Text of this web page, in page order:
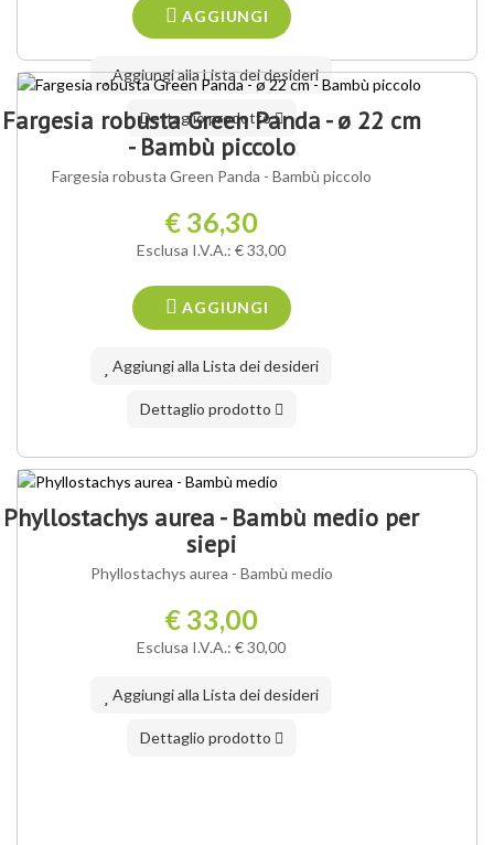
AGGIUNGI
Aggiungi alla Lista dei desideri
Dettaglio prodotto
Fargesia robusta Green Panda - ø 22 cm
- Bambù piccolo
Fargesia robusta Green Panda - Bambù piccolo
€ 36,30
Esclusa I.V.A.: € 33,00
AGGIUNGI
Aggiungi alla Lista dei desideri
Dettaglio prodotto
IN ASSORTIMENTO
Phyllostachys aurea - Bambù medio per
siepi
Phyllostachys aurea - Bambù medio
€ 33,00
Esclusa I.V.A.: € 30,00
Aggiungi alla Lista dei desideri
Dettaglio prodotto